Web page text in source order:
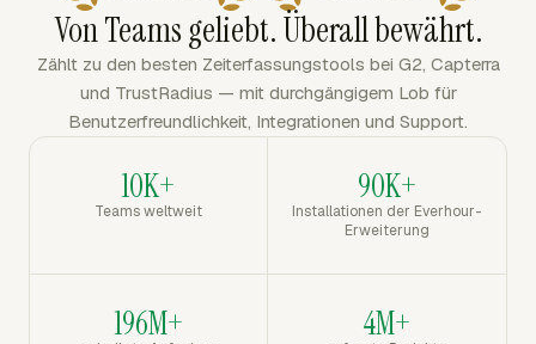
Von Teams geliebt. Überall bewährt.
Zählt zu den besten Zeiterfassungstools bei G2, Capterra
und TrustRadius — mit durchgängigem Lob für
Benutzerfreundlichkeit, Integrationen und Support.
10K+
Teams weltweit
90K+
Installationen der Everhour-
Erweiterung
196M+ 4M+